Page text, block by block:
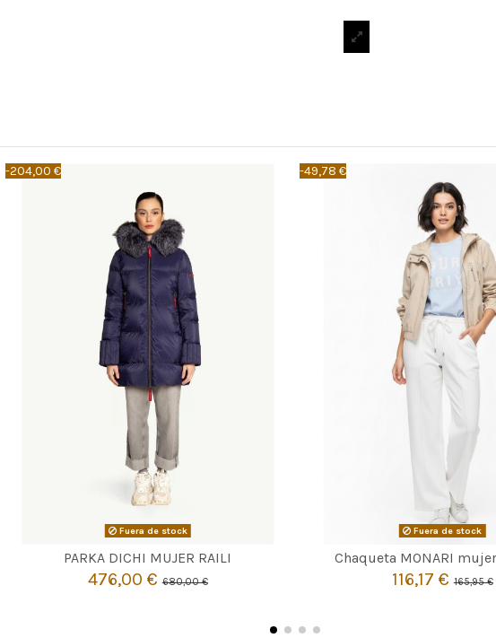
-204,00 €
Fuera de stock
PARKA DICHI MUJER RAILI
476,00 €680,00 €
 Agotado
-49,78 €
Fuera de stock
Chaqueta MONARI
116,17 €165,95 €
 Agotado